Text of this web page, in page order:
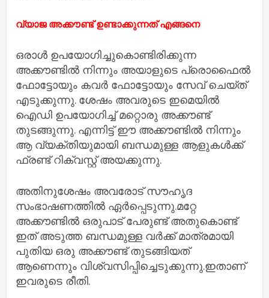
വ്യാജ അക്കൗണ്ട് ഉണ്ടാക്കുന്നത് എങ്ങനെ
ഒരാൾ ഉപയോഗിച്ചുകൊണ്ടിരിക്കുന്ന
അക്കൗണ്ടിൽ നിന്നും അയാളുടെ പ്രൊഫൈൽ
ഫോട്ടോയും കവർ ഫോട്ടോയും സേവ് ചെയ്ത്
എടുക്കുന്നു. ശേഷം അവരുടെ ഇമെയിൽ
ഐഡി ഉപയോഗിച്ച് മറ്റൊരു അക്കൗണ്ട്
തുടങ്ങുന്നു. എന്നിട്ട് ഈ അക്കൗണ്ടിൽ നിന്നും
ആ വ്യക്തിയുമായി ബന്ധമുള്ള ആളുകൾക്ക്
ഫ്രണ്ട് റിക്വസ്റ്റ് അയക്കുന്നു.
അതിനുശേഷം അവരോട് സൗഹൃദ
സംഭാഷണത്തിൽ ഏർപ്പെടുന്നു.മറ്റേ
അക്കൗണ്ടിൽ ഒരുപാട് പേരുണ്ട് അതുകൊണ്ട്
ഇത് അടുത്ത ബന്ധമുള്ള വർക്ക് മാത്രമായി
പുതിയ ഒരു അക്കൗണ്ട് തുടങ്ങിയത്
ആണെന്നും വിശ്വസിപ്പിച്ചെടുക്കുന്നു.ഇതാണ്
ഇവരുടെ രീതി.